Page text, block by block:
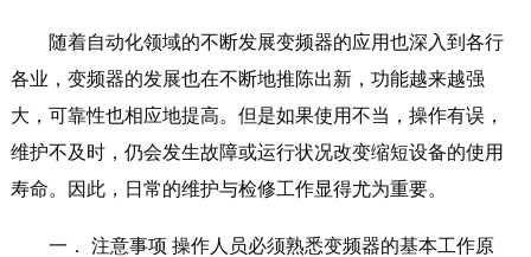
随着自动化领域的不断发展变频器的应用也深入到各行
各业，变频器的发展也在不断地推陈出新，功能越来越强
大，可靠性也相应地提高。但是如果使用不当，操作有误，
维护不及时，仍会发生故障或运行状况改变缩短设备的使用
寿命。因此，日常的维护与检修工作显得尤为重要。
一． 注意事项 操作人员必须熟悉变频器的基本工作原